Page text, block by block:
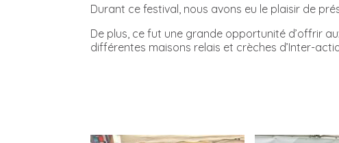
Durant ce festival, nous avons eu le plaisir de
De plus, ce fut une grande opportunité d’offrir
différentes maisons relais et crèches d’Inter-